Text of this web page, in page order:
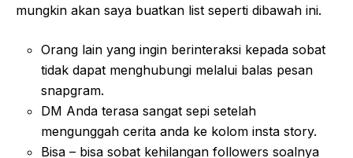
mungkin akan saya buatkan list seperti dibawah ini.
Orang lain yang ingin berinteraksi kepada sobat
tidak dapat menghubungi melalui balas pesan
snapgram.
DM Anda terasa sangat sepi setelah
mengunggah cerita anda ke kolom insta story.
Bisa – bisa sobat kehilangan followers soalnya